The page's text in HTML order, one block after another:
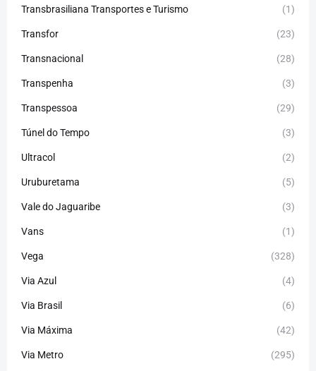
Transbrasiliana Transportes e Turismo (1)
Transfor (23)
Transnacional (28)
Transpenha (3)
Transpessoa (29)
Túnel do Tempo (3)
Ultracol (2)
Uruburetama (5)
Vale do Jaguaribe (3)
Vans (1)
Vega (328)
Via Azul (4)
Via Brasil (6)
Via Máxima (42)
Via Metro (295)